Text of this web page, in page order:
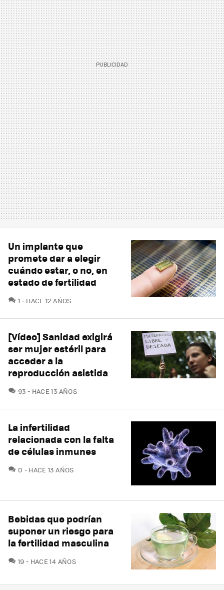
Un implante que
promete dar a elegir
cuándo estar, o no, en
estado de fertilidad
1 COMENTARIOS
HACE 12 AÑOS
[Vídeo] Sanidad exigirá
ser mujer estéril para
acceder a la
reproducción asistida
93 COMENTARIOS
HACE 13 AÑOS
La infertilidad
relacionada con la falta
de células inmunes
0 COMENTARIOS
HACE 13 AÑOS
Bebidas que podrían
suponer un riesgo para
la fertilidad masculina
19 COMENTARIOS
HACE 14 AÑOS